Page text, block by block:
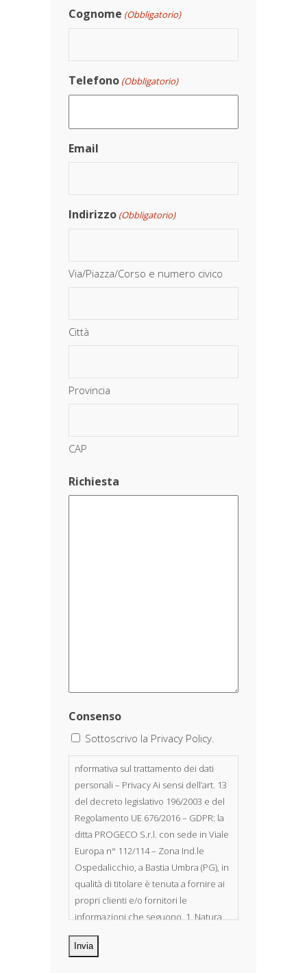
Cognome (Obbligatorio)
Telefono (Obbligatorio)
Email
Indirizzo (Obbligatorio)
Via/Piazza/Corso e numero civico
Città
Provincia
CAP
Richiesta
Consenso
Sottoscrivo la Privacy Policy.
nformativa sul trattamento dei dati
personali – Privacy Ai sensi dell’art. 13
del decreto legislativo 196/2003 e del
Regolamento UE 676/2016 – GDPR: la
ditta PROGECO S.r.l. con sede in Viale
Europa n° 112/114 – Zona Ind.le
Ospedalicchio, a Bastia Umbra (PG), in
qualità di titolare è tenuta a fornire ai
propri clienti e/o fornitori le
informazioni che seguono. 1. Natura
dei dati personali Costituiscono
oggetto di trattamento i Suoi dati